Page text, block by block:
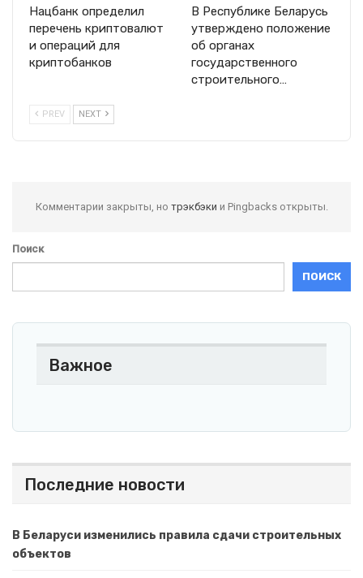
Нацбанк определил
перечень криптовалют
и операций для
криптобанков
В Республике Беларусь
утверждено положение
об органах
государственного
строительного…
PREV NEXT
Комментарии закрыты, но трэкбэки и Pingbacks открыты.
Поиск
ПОИСК
Важное
Последние новости
В Беларуси изменились правила сдачи строительных
объектов